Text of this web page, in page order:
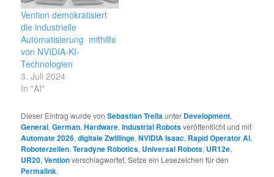
Vention demokratisiert
die industrielle
Automatisierung mithilfe
von NVIDIA-KI-
Technologien
3. Juli 2024
In "AI"
Dieser Eintrag wurde vonSebastian Trellaunter Development,
General,German,Hardware,Industrial Robotsveröffentlicht und mit
Automate 2026,digitale Zwillinge,NVIDIA Isaac, Rapid Operator AI,
Roboterzellen,Teradyne Robotics, Universal Robots, UR12e,
UR20,Ventionverschlagwortet. Setze ein Lesezeichen für den
Permalink.